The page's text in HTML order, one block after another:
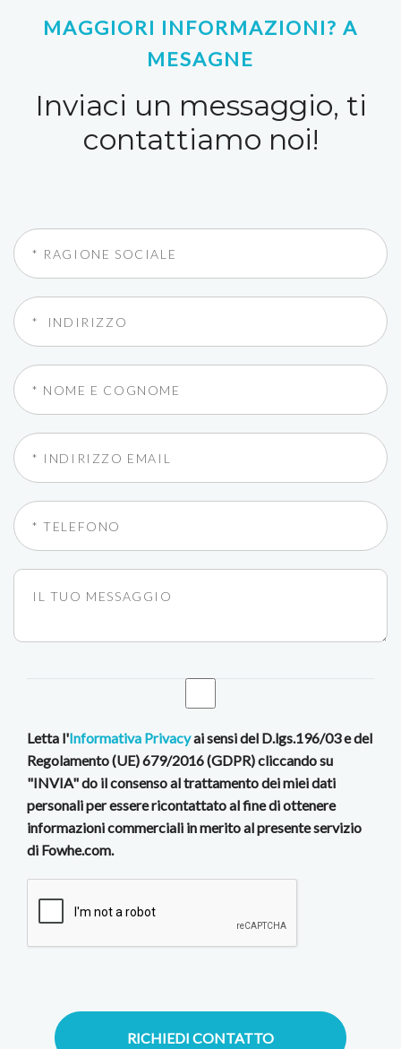
MAGGIORI INFORMAZIONI? A
MESAGNE
Inviaci un messaggio, ti
contattiamo noi!
Letta l'Informativa Privacyai sensi del D.lgs.196/03 e del
Regolamento (UE) 679/2016 (GDPR) cliccando su
"INVIA" do il consenso al trattamento dei miei dati
personali per essere ricontattato al fine di ottenere
informazioni commerciali in merito al presente servizio
di Fowhe.com.
RICHIEDI CONTATTO